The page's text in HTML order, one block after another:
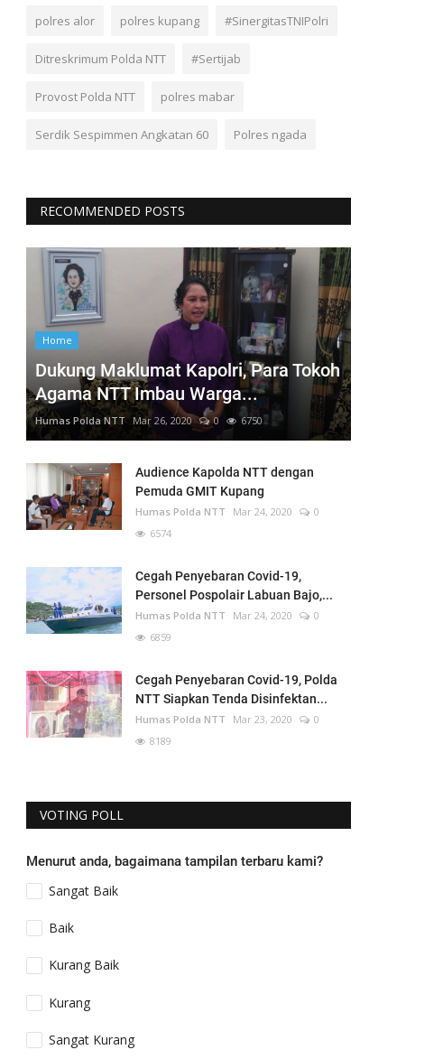
polres alor polres kupang #SinergitasTNIPolri
Ditreskrimum Polda NTT #Sertijab
Provost Polda NTT polres mabar
Serdik Sespimmen Angkatan 60 Polres ngada
RECOMMENDED POSTS
Home
Dukung Maklumat Kapolri, Para Tokoh
Agama NTT Imbau Warga...
Humas Polda NTT Mar 26, 2020 0 6750
Audience Kapolda NTT dengan
Pemuda GMIT Kupang
Humas Polda NTT Mar 24, 2020
0
6574
Cegah Penyebaran Covid-19,
Personel Pospolair Labuan Bajo,...
Humas Polda NTT Mar 24, 2020
0
6859
Cegah Penyebaran Covid-19, Polda
NTT Siapkan Tenda Disinfektan...
Humas Polda NTT Mar 23, 2020
0
8189
VOTING POLL
Menurut anda, bagaimana tampilan terbaru kami?
Sangat Baik
Baik
Kurang Baik
Kurang
Sangat Kurang